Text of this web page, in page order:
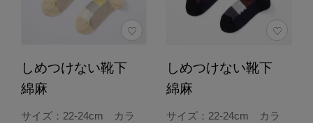
しめつけない靴下
綿麻
サイズ：22-24cm カラ
しめつけない靴下
綿麻
サイズ：22-24cm カラ